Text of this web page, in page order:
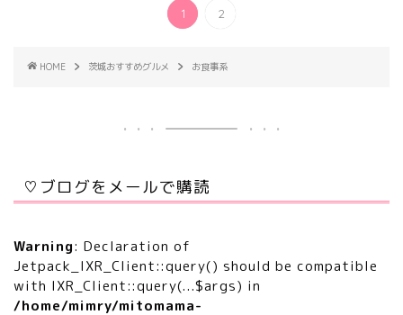
1 2
HOME 茨城おすすめグルメ お食事系
♡ブログをメールで購読
Warning: Declaration of
Jetpack_IXR_Client::query() should be compatible
with IXR_Client::query(...$args) in
/home/mimry/mitomama-